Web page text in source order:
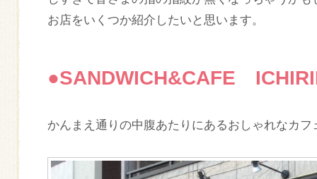
お店をいくつか紹介したいと思います。
●SANDWICH&CAFE
かんまえ通りの中腹あたりにあるおしゃれなカフ